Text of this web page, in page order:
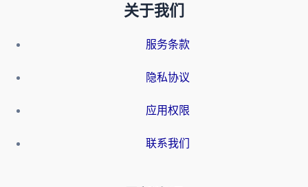
关于我们
服务条款
隐私协议
应用权限
联系我们